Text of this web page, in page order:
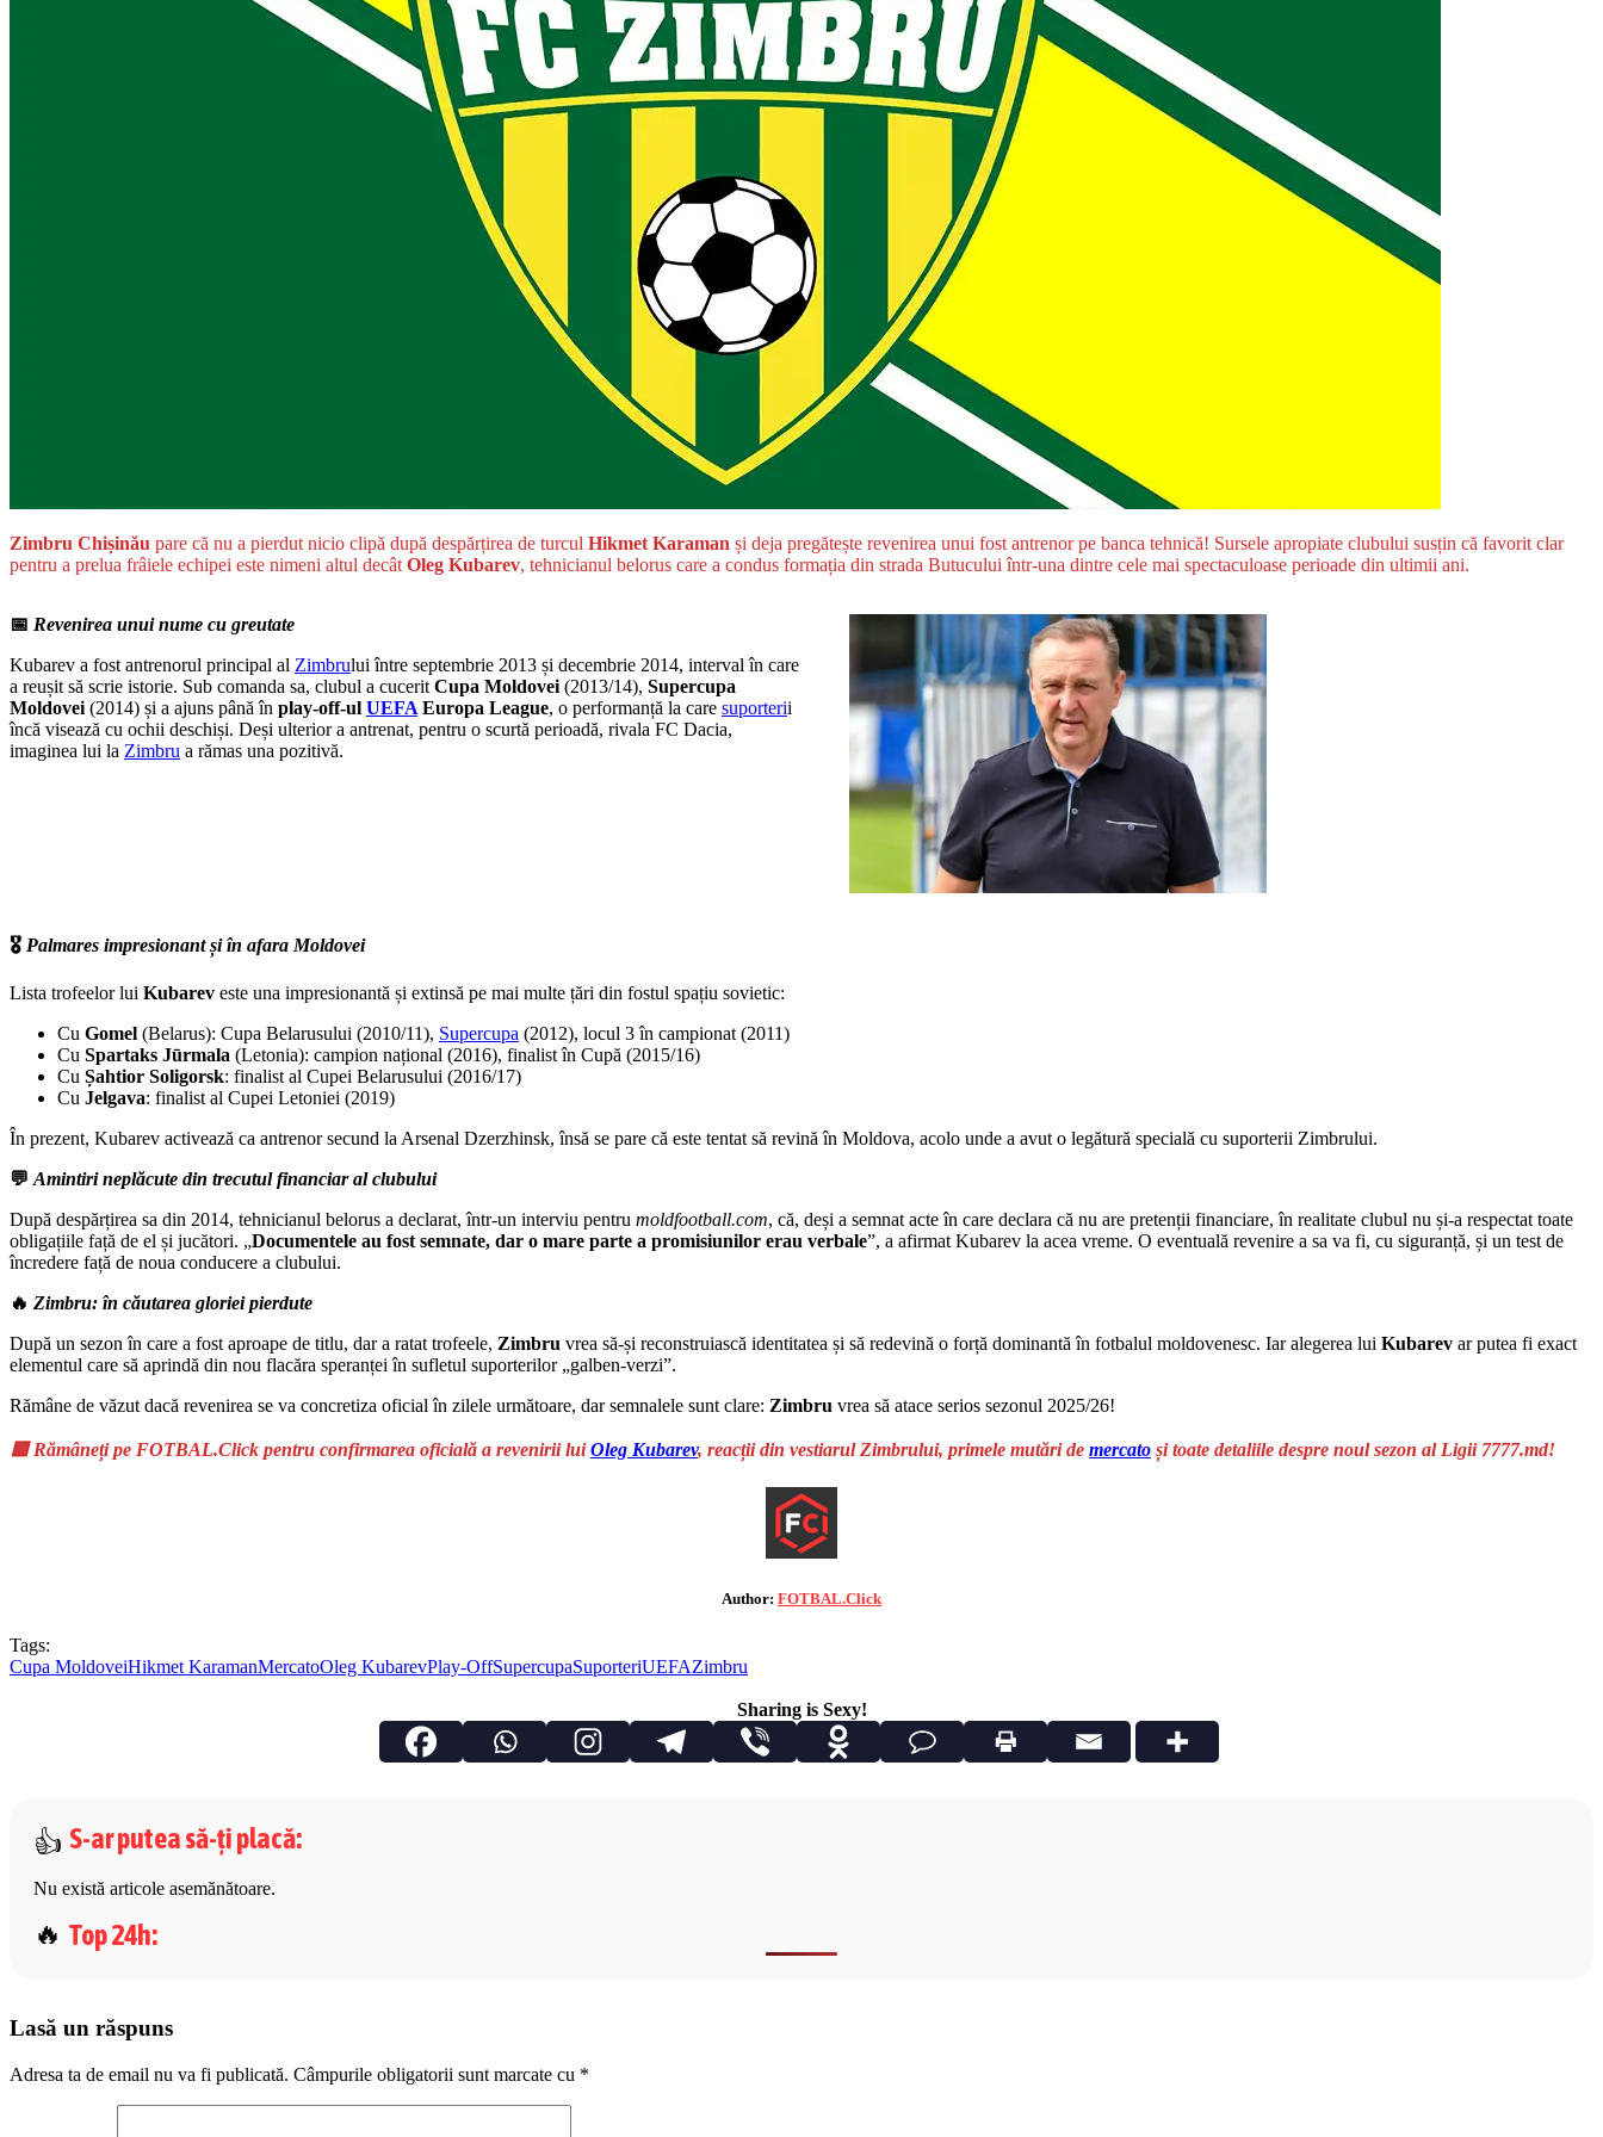
Zimbru Chișinău pare că nu a pierdut nicio clipă după despărțirea de turcul Hikmet Karaman și deja pregătește revenirea unui fost antrenor pe banca tehnică! Sursele apropiate clubului susțin că favorit clar
pentru a prelua frâiele echipei este nimeni altul decât Oleg Kubarev, tehnicianul belorus care a condus formația din strada Butucului într-una dintre cele mai spectaculoase perioade din ultimii ani.
📅 Revenirea unui nume cu greutate
Kubarev a fost antrenorul principal al Zimbrului între septembrie 2013 și decembrie 2014, interval în care
a reușit să scrie istorie. Sub comanda sa, clubul a cucerit Cupa Moldovei (2013/14), Supercupa
Moldovei (2014) și a ajuns până în play-off-ul UEFA Europa League, o performanță la care suporterii
încă visează cu ochii deschiși. Deși ulterior a antrenat, pentru o scurtă perioadă, rivala FC Dacia,
imaginea lui la Zimbru a rămas una pozitivă.
🎖️ Palmares impresionant și în afara Moldovei
Lista trofeelor lui Kubarev este una impresionantă și extinsă pe mai multe țări din fostul spațiu sovietic:
Cu Gomel (Belarus): Cupa Belarusului (2010/11), Supercupa (2012), locul 3 în campionat (2011)
Cu Spartaks Jūrmala (Letonia): campion național (2016), finalist în Cupă (2015/16)
Cu Șahtior Soligorsk: finalist al Cupei Belarusului (2016/17)
Cu Jelgava: finalist al Cupei Letoniei (2019)
În prezent, Kubarev activează ca antrenor secund la Arsenal Dzerzhinsk, însă se pare că este tentat să revină în Moldova, acolo unde a avut o legătură specială cu suporterii Zimbrului.
💬 Amintiri neplăcute din trecutul financiar al clubului
După despărțirea sa din 2014, tehnicianul belorus a declarat, într-un interviu pentru moldfootball.com, că, deși a semnat acte în care declara că nu are pretenții financiare, în realitate clubul nu și-a respectat toate
obligațiile față de el și jucători. „Documentele au fost semnate, dar o mare parte a promisiunilor erau verbale”, a afirmat Kubarev la acea vreme. O eventuală revenire a sa va fi, cu siguranță, și un test de
încredere față de noua conducere a clubului.
🔥 Zimbru: în căutarea gloriei pierdute
După un sezon în care a fost aproape de titlu, dar a ratat trofeele, Zimbru vrea să-și reconstruiască identitatea și să redevină o forță dominantă în fotbalul moldovenesc. Iar alegerea lui Kubarev ar putea fi exact
elementul care să aprindă din nou flacăra speranței în sufletul suporterilor „galben-verzi”.
Rămâne de văzut dacă revenirea se va concretiza oficial în zilele următoare, dar semnalele sunt clare: Zimbru vrea să atace serios sezonul 2025/26!
🟨 Rămâneți pe FOTBAL.Click pentru confirmarea oficială a revenirii luiOleg Kubarev, reacții din vestiarul Zimbrului, primele mutări de mercato și toate detaliile despre noul sezon al Ligii 7777.md!
Author: FOTBAL.Click
Tags:
Cupa MoldoveiHikmet KaramanMercatoOleg KubarevPlay-OffSupercupaSuporteriUEFAZimbru
Sharing is Sexy!
S-ar putea să-ți placă:
Nu există articole asemănătoare.
Top 24h:
Lasă un răspuns
Adresa ta de email nu va fi publicată. Câmpurile obligatorii sunt marcate cu *